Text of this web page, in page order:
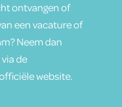
ontvangen of
een vacature of
Neem dan
de
website.